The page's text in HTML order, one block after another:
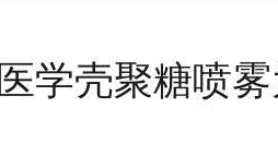
学壳聚糖喷